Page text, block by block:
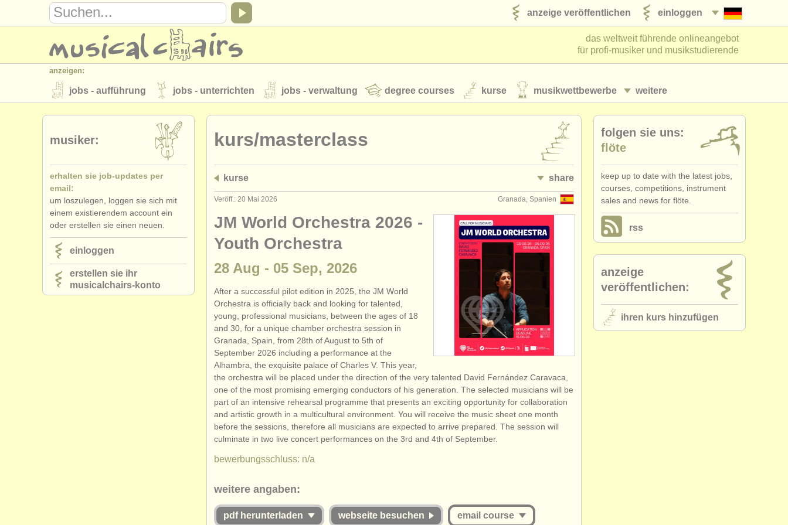
einloggen
anzeige veröffentlichen
das weltweit führende onlineangebot
für profi-musiker und musikstudierende
anzeigen:
weitere
jobs - aufführung jobs - unterrichten jobs - verwaltung degree courses kurse musikwettbewerbe
instrumentenverkauf gestohlene instrumente
verzeichnisse:
musikhochschulen
musicalchairs:
über musicalchairs kontakt rss feeds
verlage:
anzeige veröffentlichen find out about our ATS
kurs/masterclass
kurse share
Granada, Spanien
Veröff.: 20 Mai 2026
JM World Orchestra 2026 -
Youth Orchestra
28 Aug - 05 Sep, 2026
After a successful pilot edition in 2025, the JM World
Orchestra is officially back and looking for talented,
young, professional musicians, between the ages of 18
and 30, for a unique chamber orchestra session in
Granada, Spain, from 28th of August to 5th of
September 2026 including a performance at the
Alhambra, the exquisite palace of Charles V. This year,
the orchestra will be placed under the direction of the very talented David Fernández Caravaca,
one of the most promising emerging conductors of his generation. The selected musicians will be
part of an intensive rehearsal programme that presents an exciting opportunity for collaboration
and artistic growth in a multicultural environment. You will receive the music sheet one month
before the sessions, therefore all musicians are expected to arrive prepared. The session will
culminate in two live concert performances on the 3rd and 4th of September.
bewerbungsschluss: n/a
weitere angaben:
pdf herunterladen webseite besuchen email course
musiker:
erhalten sie job-updates per
email:
um loszulegen, loggen sie sich mit
einem existierendem account ein
oder erstellen sie einen neuen.
einloggen
erstellen sie ihr
musicalchairs-konto
folgen sie uns:
flöte
keep up to date with the latest jobs,
courses, competitions, instrument
sales and news for flöte.
rss
anzeige
veröffentlichen:
ihren kurs hinzufügen